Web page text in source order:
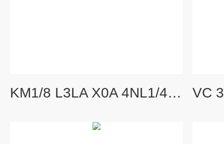
KM1/8 L3LA X0A 4NL1/401KRACHT德国原装马达泵现货当天发